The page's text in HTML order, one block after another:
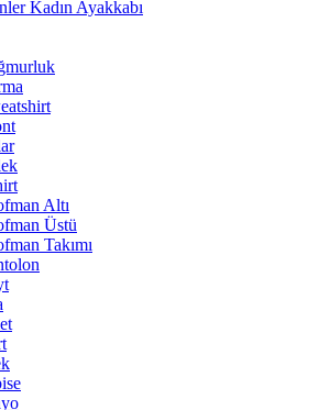
Kadın Ayakkabı
Altı
Üstü
Takımı